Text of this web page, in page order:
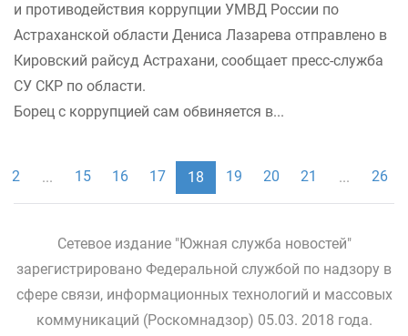
и противодействия коррупции УМВД России по
Астраханской области Дениса Лазарева отправлено в
Кировский райсуд Астрахани, сообщает пресс-служба
СУ СКР по области.
Борец с коррупцией сам обвиняется в...
2 ... 15 16 17 18 19 20 21 ... 26
Сетевое издание "Южная служба новостей"
зарегистрировано Федеральной службой по надзору в
сфере связи, информационных технологий и массовых
коммуникаций (Роскомнадзор) 05.03. 2018 года.